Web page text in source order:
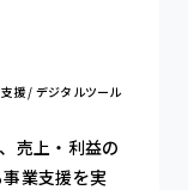
援 / デジタルツール
売上・利益の
業支援を実